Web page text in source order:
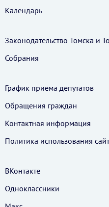
Календарь
Законодательство Томска и
Собрания
График приема депутатов
Обращения граждан
Контактная информация
Политика использования
ВКонтакте
Одноклассники